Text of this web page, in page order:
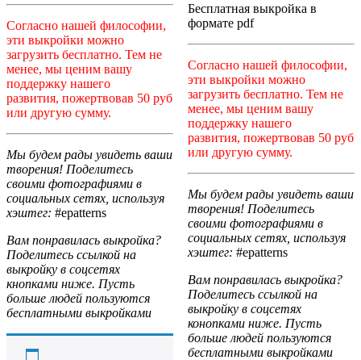
Согласно нашей философии,
эти выкройки можно
загрузить бесплатно. Тем не
менее, мы ценим вашу
поддержку нашего
развития, пожертвовав 50 руб
или другую сумму.
Мы будем рады увидеть ваши
творения! Поделитесь
своими фотографиями в
социальных сетях, используя
хэштег: #epatterns
Вам понравилась выкройка?
Поделитесь ссылкой на
выкройку в соцсетях
кнопками ниже. Пусть
больше людей пользуются
бесплатными выкройками
Бесплатная выкройка в
формате pdf
Согласно нашей философии,
эти выкройки можно
загрузить бесплатно. Тем не
менее, мы ценим вашу
поддержку нашего
развития, пожертвовав 50 руб
или другую сумму.
Мы будем рады увидеть ваши
творения! Поделитесь
своими фотографиями в
социальных сетях, используя
хэштег: #epatterns
Вам понравилась выкройка?
Поделитесь ссылкой на
выкройку в соцсетях
конопками ниже. Пусть
больше людей пользуются
бесплатными выкройками